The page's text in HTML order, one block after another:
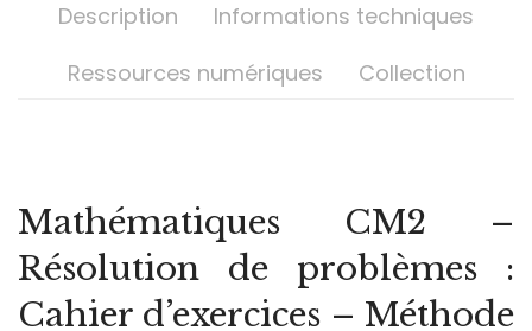
Description
Informations techniques
Ressources numériques
Collection
Mathématiques CM2 –
Résolution de problèmes :
Cahier d’exercices – Méthode